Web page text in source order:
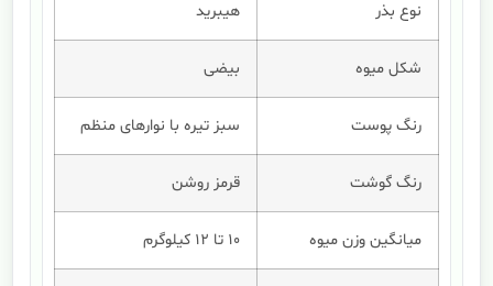
نوع بذر هیبرید
شکل میوه بیضی
رنگ پوست سبز تیره با نوارهای منظم
رنگ گوشت قرمز روشن
میانگین وزن میوه 10 تا 12 کیلوگرم